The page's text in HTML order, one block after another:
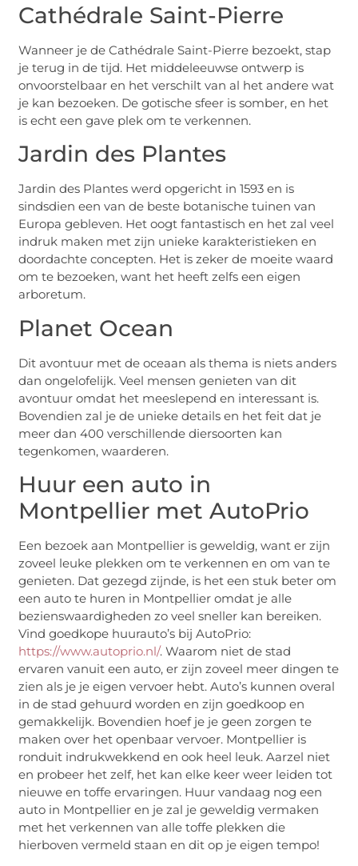
Cathédrale Saint-Pierre
Wanneer je de Cathédrale Saint-Pierre bezoekt, stap
je terug in de tijd. Het middeleeuwse ontwerp is
onvoorstelbaar en het verschilt van al het andere wat
je kan bezoeken. De gotische sfeer is somber, en het
is echt een gave plek om te verkennen.
Jardin des Plantes
Jardin des Plantes werd opgericht in 1593 en is
sindsdien een van de beste botanische tuinen van
Europa gebleven. Het oogt fantastisch en het zal veel
indruk maken met zijn unieke karakteristieken en
doordachte concepten. Het is zeker de moeite waard
om te bezoeken, want het heeft zelfs een eigen
arboretum.
Planet Ocean
Dit avontuur met de oceaan als thema is niets anders
dan ongelofelijk. Veel mensen genieten van dit
avontuur omdat het meeslepend en interessant is.
Bovendien zal je de unieke details en het feit dat je
meer dan 400 verschillende diersoorten kan
tegenkomen, waarderen.
Huur een auto in
Montpellier met AutoPrio
Een bezoek aan Montpellier is geweldig, want er zijn
zoveel leuke plekken om te verkennen en om van te
genieten. Dat gezegd zijnde, is het een stuk beter om
een auto te huren in Montpellier omdat je alle
bezienswaardigheden zo veel sneller kan bereiken.
Vind goedkope huurauto’s bij AutoPrio:
https://www.autoprio.nl/. Waarom niet de stad
ervaren vanuit een auto, er zijn zoveel meer dingen te
zien als je je eigen vervoer hebt. Auto’s kunnen overal
in de stad gehuurd worden en zijn goedkoop en
gemakkelijk. Bovendien hoef je je geen zorgen te
maken over het openbaar vervoer. Montpellier is
ronduit indrukwekkend en ook heel leuk. Aarzel niet
en probeer het zelf, het kan elke keer weer leiden tot
nieuwe en toffe ervaringen. Huur vandaag nog een
auto in Montpellier en je zal je geweldig vermaken
met het verkennen van alle toffe plekken die
hierboven vermeld staan en dit op je eigen tempo!